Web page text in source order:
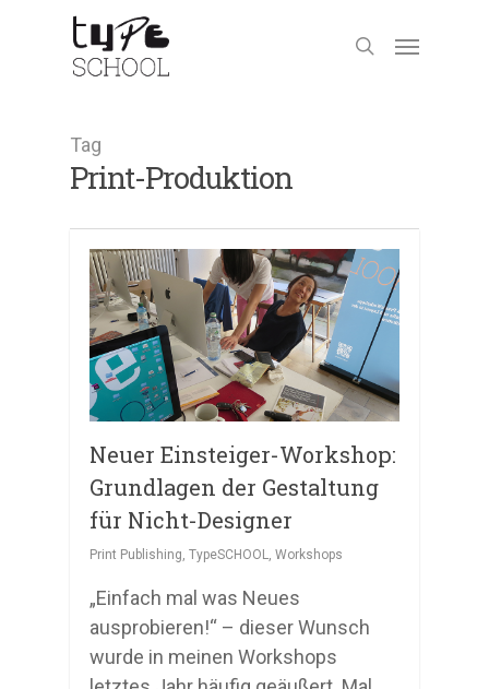
Tag
Print-Produktion
Neuer Einsteiger-Workshop:
Grundlagen der Gestaltung
für Nicht-Designer
Print Publishing TypeSCHOOL Workshops
„Einfach mal was Neues
ausprobieren!“ – dieser Wunsch
wurde in meinen Workshops